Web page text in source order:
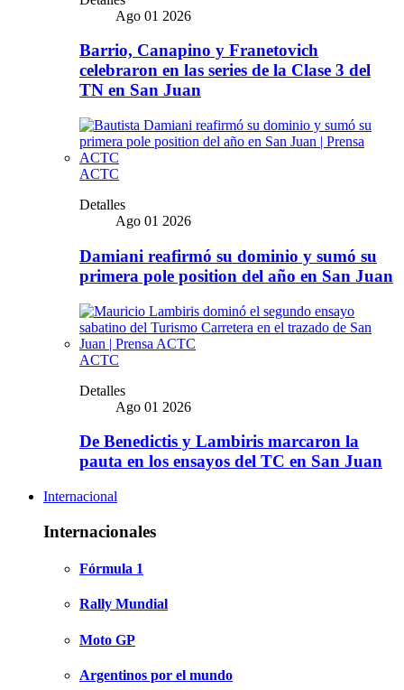
Ago 01 2026
Barrio, Canapino y Franetovich
celebraron en las series de la Clase 3 del
TN en San Juan
ACTC
Detalles
Ago 01 2026
Damiani reafirmó su dominio y sumó su
primera pole position del año en San Juan
ACTC
Detalles
Ago 01 2026
De Benedictis y Lambiris marcaron la
pauta en los ensayos del TC en San Juan
Internacional
Internacionales
Fórmula 1
Rally Mundial
Moto GP
Argentinos por el mundo